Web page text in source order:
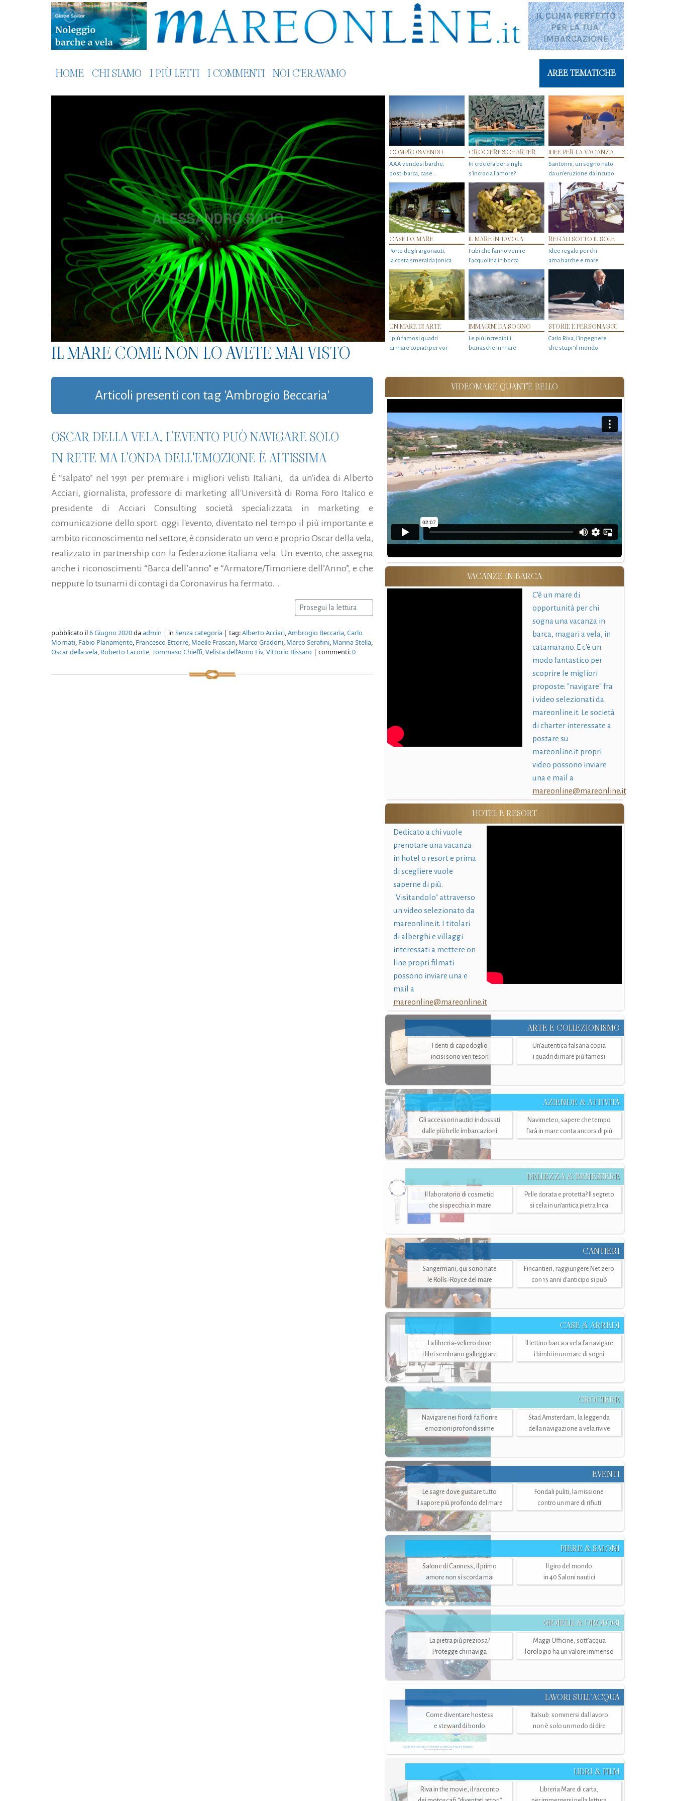
HOME CHI SIAMO I PIÙ LETTI I COMMENTI NOI C'ERAVAMO AREE TEMATICHE
IL MARE COME NON LO AVETE MAI VISTO
COMPRO&VENDO
AAA vendesi barche,
posti barca, case…
CROCIERE&CHARTER
In crociera per single
s'incrocia l’amore?
IDEE PER LA VACANZA
Santorini, un sogno nato
da un’eruzione da incubo
CASE DA MARE
Porto degli argonauti,
la costa smeralda jonica
IL MARE IN TAVOLA
I cibi che fanno venire
l’acquolina in bocca
REGALI SOTTO IL SOLE
Idee regalo per chi
ama barche e mare
UN MARE DI ARTE
I più famosi quadri
di mare copiati per voi
IMMAGINI DA SOGNO
Le più incredibili
burrasche in mare
STORIE E PERSONAGGI
Carlo Riva, l’ingegnere
che stupi' il mondo
Articoli presenti con tag 'Ambrogio Beccaria'
OSCAR DELLA VELA, L'EVENTO PUÒ NAVIGARE SOLO
IN RETE MA L'ONDA DELL'EMOZIONE È ALTISSIMA
È “salpato” nel 1991 per premiare i migliori velisti Italiani, da un'idea di Alberto
Acciari, giornalista, professore di marketing all'Università di Roma Foro Italico e
presidente di Acciari Consulting società specializzata in marketing e
comunicazione dello sport: oggi l'evento, diventato nel tempo il più importante e
ambito riconoscimento nel settore, è considerato un vero e proprio Oscar della vela,
realizzato in partnership con la Federazione italiana vela. Un evento, che assegna
anche i riconoscimenti “Barca dell’anno” e “Armatore/Timoniere dell’Anno”, e che
neppure lo tsunami di contagi da Coronavirus ha fermato...
Prosegui la lettura
pubblicato il6 Giugno 2020daadmin | in Senza categoria | tag:Alberto Acciari,Ambrogio Beccaria,Carlo
Mornati, Fabio Planamente, Francesco Ettorre, Maelle Frascari, Marco Gradoni, Marco Serafini, Marina Stella,
Oscar della vela, Roberto Lacorte,Tommaso Chieffi,Velista dell’Anno Fiv,Vittorio Bissaro | commenti:0
VIDEOMARE QUANT'È BELLO
VACANZE IN BARCA
C'è un mare di
opportunità per chi
sogna una vacanza in
barca, magari a vela, in
catamarano. E c'è un
modo fantastico per
scoprire le migliori
proposte: "navigare" fra
i video selezionati da
mareonline.it. Le società
di charter interessate a
postare su
mareonline.it propri
video possono inviare
una e mail a
mareonline@mareonline.it
HOTEL E RESORT
Dedicato a chi vuole
prenotare una vacanza
in hotel o resort e prima
di scegliere vuole
saperne di più.
"Visitandolo" attraverso
un video selezionato da
mareonline.it. I titolari
di alberghi e villaggi
interessati a mettere on
line propri filmati
possono inviare una e
mail a
mareonline@mareonline.it
ARTE E COLLEZIONISMO
I denti di capodoglio
incisi sono veri tesori
Un’autentica falsaria copia
i quadri di mare più famosi
AZIENDE & ATTIVITÀ
Gli accessori nautici indossati
dalle più belle imbarcazioni
Navimeteo, sapere che tempo
farà in mare conta ancora di più
BELLEZZA & BENESSERE
Il laboratorio di cosmetici
che si specchia in mare
Pelle dorata e protetta? Il segreto
si cela in un’antica pietra Inca
CANTIERI
Sangermani, qui sono nate
le Rolls-Royce del mare
Fincantieri, raggiungere Net zero
con 15 anni d'anticipo si può
CASE & ARREDI
La libreria-veliero dove
i libri sembrano galleggiare
Il lettino barca a vela fa navigare
i bimbi in un mare di sogni
CROCIERE
Navigare nei fiordi fa fiorire
emozioni profondissime
Stad Amsterdam, la leggenda
della navigazione a vela rivive
EVENTI
Le sagre dove gustare tutto
il sapore più profondo del mare
Fondali puliti, la missione
contro un mare di rifiuti
FIERE & SALONI
Salone di Canness, il primo
amore non si scorda mai
Il giro del mondo
in 40 Saloni nautici
GIOIELLI & OROLOGI
La pietra più preziosa?
Protegge chi naviga
Maggi Officine, sott’acqua
l'orologio ha un valore immenso
LAVORI SULL’ACQUA
Come diventare hostess
e steward di bordo
Italsub: sommersi dal lavoro
non è solo un modo di dire
LIBRI & FILM
Riva in the movie, il racconto
Libreria Mare di carta,